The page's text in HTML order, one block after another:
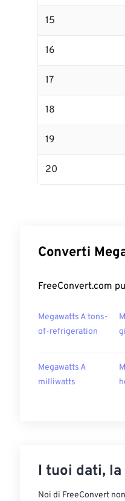
15
16
17
18
19
20
Converti
FreeConvert.com
Megawatts A tons-
of-refrigeration
Megawatts A
milliwatts
I tuoi dati,
Noi di FreeConvert